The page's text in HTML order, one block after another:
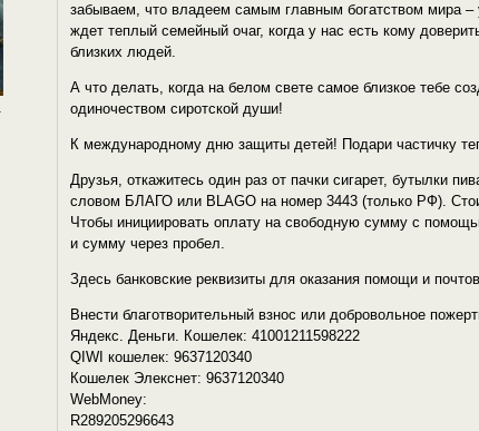
забываем, что владеем самым главным богатством мира
ждет теплый семейный очаг, когда у нас есть кому
близких людей.
А что делать, когда на белом свете самое близкое тебе
одиночеством сиротской души!
К международному дню защиты детей! Подари частичку
Друзья, откажитесь один раз от пачки сигарет, бутылки
словом БЛАГО или BLAGO на номер 3443 (только РФ).
Чтобы инициировать оплату на свободную сумму с
и сумму через пробел.
Здесь банковские реквизиты для оказания помощи и
Внести благотворительный взнос или добровольное
Яндекс. Деньги. Кошелек: 41001211598222
QIWI кошелек: 9637120340
Кошелек Элекснет: 9637120340
WebMoney:
R289205296643